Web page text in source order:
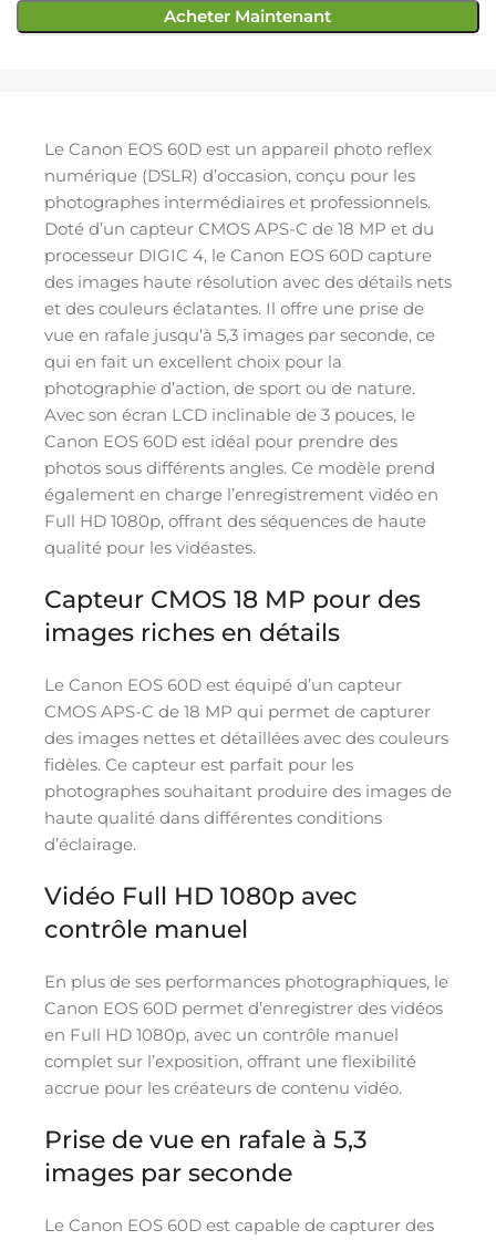
Acheter Maintenant
Le Canon EOS 60D est un appareil photo reflex
numérique (DSLR) d’occasion, conçu pour les
photographes intermédiaires et professionnels.
Doté d’un capteur CMOS APS-C de 18 MP et du
processeur DIGIC 4, le Canon EOS 60D capture
des images haute résolution avec des détails nets
et des couleurs éclatantes. Il offre une prise de
vue en rafale jusqu’à 5,3 images par seconde, ce
qui en fait un excellent choix pour la
photographie d’action, de sport ou de nature.
Avec son écran LCD inclinable de 3 pouces, le
Canon EOS 60D est idéal pour prendre des
photos sous différents angles. Ce modèle prend
également en charge l’enregistrement vidéo en
Full HD 1080p, offrant des séquences de haute
qualité pour les vidéastes.
Capteur CMOS 18 MP pour des
images riches en détails
Le Canon EOS 60D est équipé d’un capteur
CMOS APS-C de 18 MP qui permet de capturer
des images nettes et détaillées avec des couleurs
fidèles. Ce capteur est parfait pour les
photographes souhaitant produire des images de
haute qualité dans différentes conditions
d’éclairage.
Vidéo Full HD 1080p avec
contrôle manuel
En plus de ses performances photographiques, le
Canon EOS 60D permet d’enregistrer des vidéos
en Full HD 1080p, avec un contrôle manuel
complet sur l’exposition, offrant une flexibilité
accrue pour les créateurs de contenu vidéo.
Prise de vue en rafale à 5,3
images par seconde
Le Canon EOS 60D est capable de capturer des